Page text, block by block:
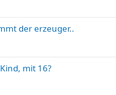
der erzeuger..
mit 16?